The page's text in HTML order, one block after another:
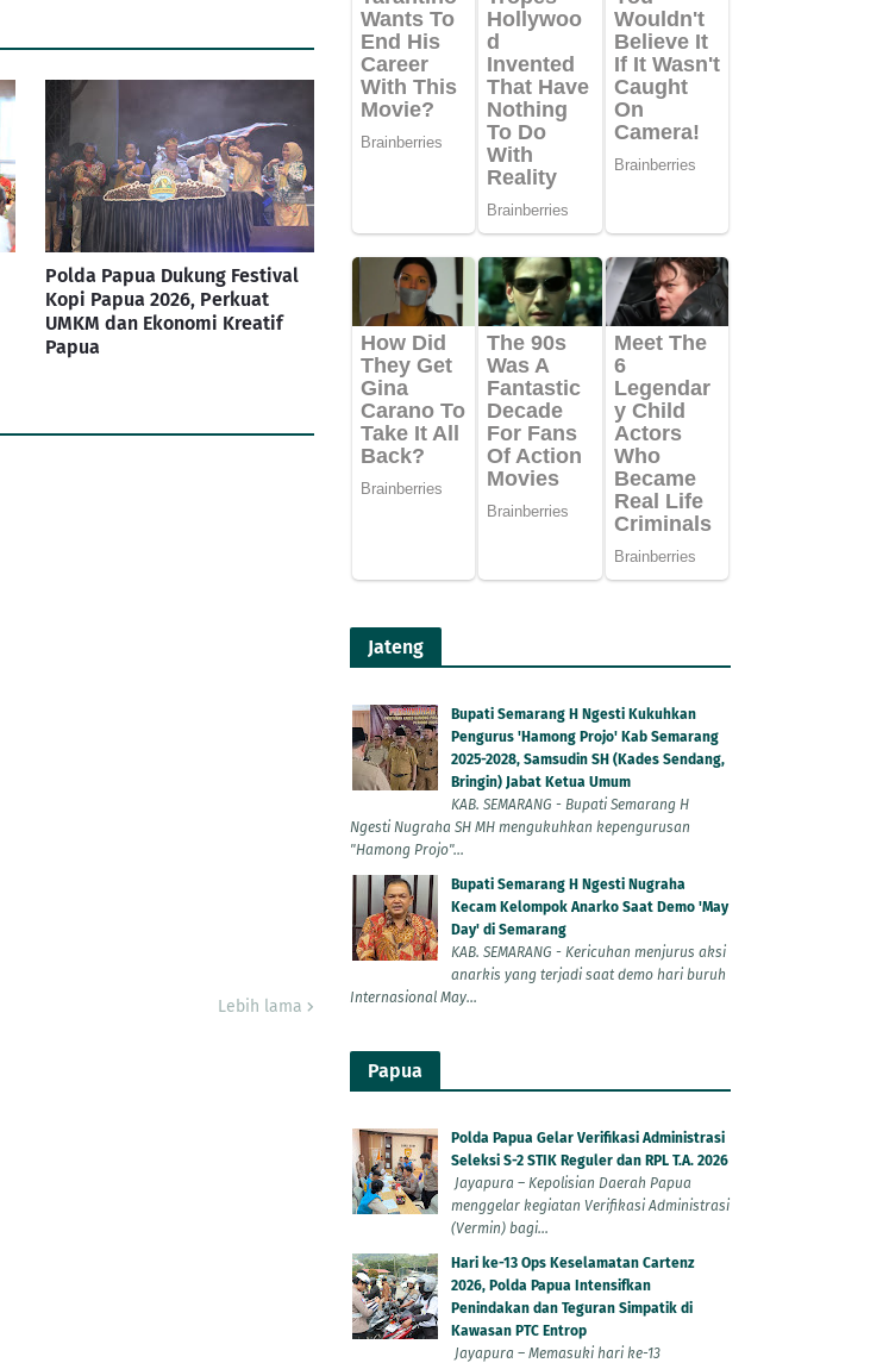
Polda Papua Dukung Festival
Kopi Papua 2026, Perkuat
UMKM dan Ekonomi Kreatif
Papua
Lebih lama
Jateng
Bupati Semarang H Ngesti Kukuhkan
Pengurus 'Hamong Projo' Kab Semarang
2025-2028, Samsudin SH (Kades Sendang,
Bringin) Jabat Ketua Umum
KAB. SEMARANG - Bupati Semarang H
Ngesti Nugraha SH MH mengukuhkan kepengurusan
"Hamong Projo"...
Bupati Semarang H Ngesti Nugraha
Kecam Kelompok Anarko Saat Demo 'May
Day' di Semarang
KAB. SEMARANG - Kericuhan menjurus aksi
anarkis yang terjadi saat demo hari buruh
Internasional May...
Papua
Polda Papua Gelar Verifikasi Administrasi
Seleksi S-2 STIK Reguler dan RPL T.A. 2026
Jayapura – Kepolisian Daerah Papua
menggelar kegiatan Verifikasi Administrasi
(Vermin) bagi...
Hari ke-13 Ops Keselamatan Cartenz
2026, Polda Papua Intensifkan
Penindakan dan Teguran Simpatik di
Kawasan PTC Entrop
Jayapura – Memasuki hari ke-13